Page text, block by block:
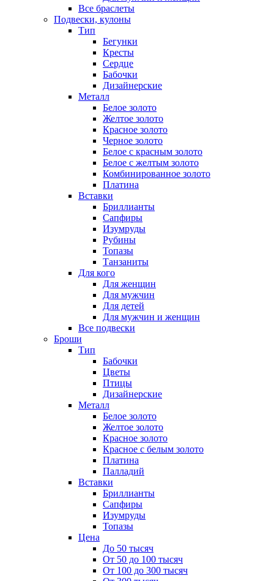
Все браслеты
Подвески, кулоны
Тип
Бегунки
Кресты
Сердце
Бабочки
Дизайнерские
Металл
Белое золото
Желтое золото
Красное золото
Черное золото
Белое с красным золото
Белое с желтым золото
Комбинированное золото
Платина
Вставки
Бриллианты
Сапфиры
Изумруды
Рубины
Топазы
Танзаниты
Для кого
Для женщин
Для мужчин
Для детей
Для мужчин и женщин
Все подвески
Броши
Тип
Бабочки
Цветы
Птицы
Дизайнерские
Металл
Белое золото
Желтое золото
Красное золото
Красное с белым золото
Платина
Палладий
Вставки
Бриллианты
Сапфиры
Изумруды
Топазы
Цена
До 50 тысяч
От 50 до 100 тысяч
От 100 до 300 тысяч